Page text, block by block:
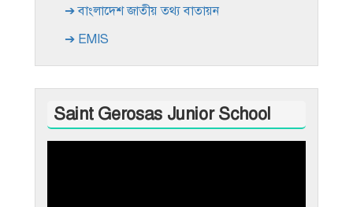
➔ বাংলাদেশ জাতীয় তথ্য বাতায়ন
➔ EMIS
Saint Gerosas Junior School